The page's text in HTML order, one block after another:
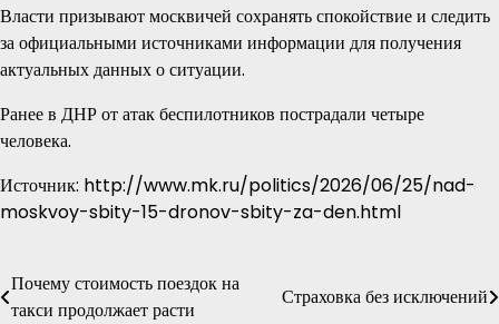
Власти призывают москвичей сохранять спокойствие и следить
за официальными источниками информации для получения
актуальных данных о ситуации.
Ранее в ДНР от атак беспилотников пострадали четыре
человека.
Источник: http://www.mk.ru/politics/2026/06/25/nad-
moskvoy-sbity-15-dronov-sbity-za-den.html
Навигация
Почему стоимость поездок на
такси продолжает расти
Страховка без исключений